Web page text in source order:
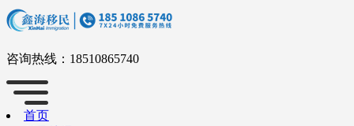
咨询热线： 18510865740
首页